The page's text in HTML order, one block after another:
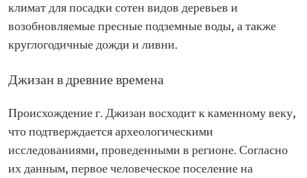
климат для посадки сотен видов деревьев и
возобновляемые пресные подземные воды, а также
круглогодичные дожди и ливни.
Джизан в древние времена
Происхождение г. Джизан восходит к каменному веку,
что подтверждается археологическими
исследованиями, проведенными в регионе. Согласно
их данным, первое человеческое поселение на